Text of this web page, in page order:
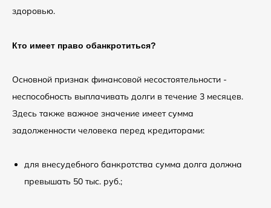
здоровью.
Кто имеет право обанкротиться?
Основной признак финансовой несостоятельности -
неспособность выплачивать долги в течение 3 месяцев.
Здесь также важное значение имеет сумма
задолженности человека перед кредиторами:
для внесудебного банкротства сумма долга должна
превышать 50 тыс. руб.;